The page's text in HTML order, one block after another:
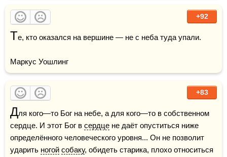
+92
Те, кто оказался на вершине — не с неба туда упали.
Маркус Уошлинг
+83
Для кого—то Бог на небе, а для кого—то в собственном
сердце. И этот Бог в сердце не даёт опуститься ниже
определённого человеческого уровня... Он не позволит
ударить ногой собаку, обидеть старика, плохо относиться